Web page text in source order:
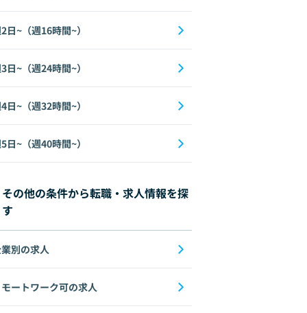
日~（週16時間~）
日~（週24時間~）
日~（週32時間~）
日~（週40時間~）
その他の条件から転職・求人情報を探
す
別の求人
モートワーク可の求人